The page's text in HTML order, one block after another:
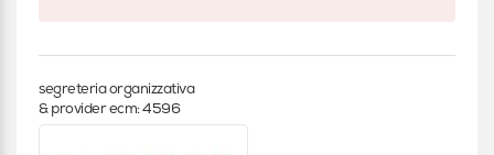
segreteria organizzativa
& provider ecm: 4596